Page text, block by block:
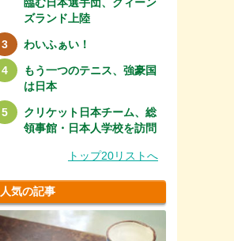
臨む日本選手団、クィーン
ズランド上陸
わいふぁい！
もう一つのテニス、強豪国
は日本
クリケット日本チーム、総
領事館・日本人学校を訪問
トップ20リストへ
人気の記事